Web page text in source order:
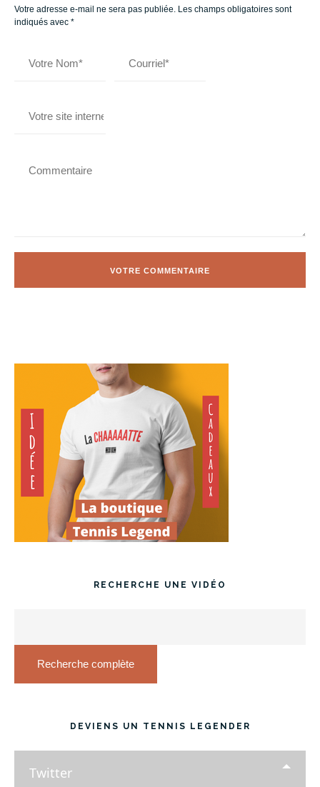
Votre adresse e-mail ne sera pas publiée. Les champs obligatoires sont
indiqués avec *
RECHERCHE UNE VIDÉO
Recherche complète
DEVIENS UN TENNIS LEGENDER
Twitter